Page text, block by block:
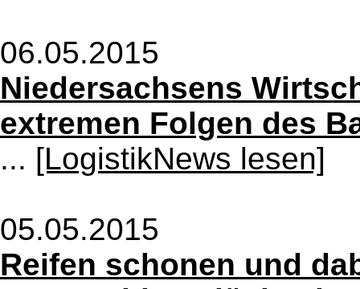
06.05.2015
Niedersachsens
extremen Folgen des
... [LogistikNews lesen]
05.05.2015
Reifen schonen und